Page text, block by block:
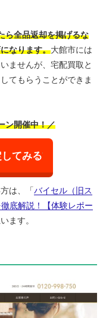
ら全品返却を掲げるな
なります。大館市には
ませんが、宅配買取と
てもらうことができま
ン開催中！／
てみる
は、「 バイセル（旧ス
底解説！【体験レポー
ます。